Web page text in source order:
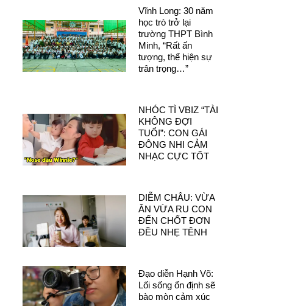
Vĩnh Long: 30 năm
học trò trở lại
trường THPT Bình
Minh, “Rất ấn
tượng, thể hiện sự
trân trọng…”
NHÓC TÌ VBIZ “TÀI
KHÔNG ĐỢI
TUỔI”: CON GÁI
ĐÔNG NHI CẢM
NHẠC CỰC TỐT
DIỄM CHÂU: VỪA
ĂN VỪA RU CON
ĐẾN CHỐT ĐƠN
ĐỀU NHẸ TÊNH
Đạo diễn Hạnh Võ:
Lối sống ổn định sẽ
bào mòn cảm xúc